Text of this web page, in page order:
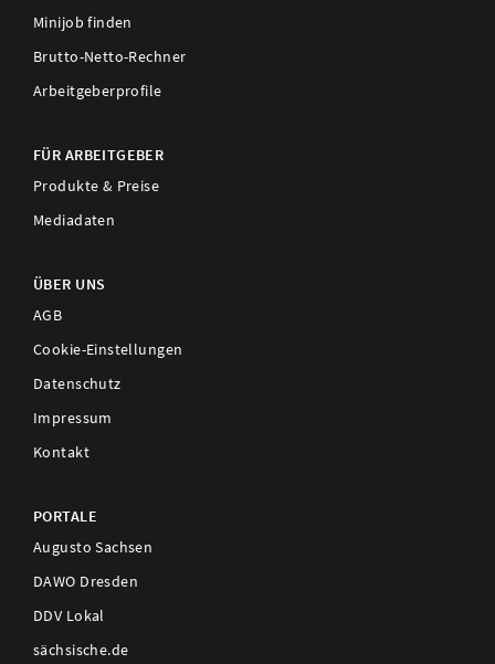
Minijob finden
Brutto-Netto-Rechner
Arbeitgeberprofile
FÜR ARBEITGEBER
Produkte & Preise
Mediadaten
ÜBER UNS
AGB
Cookie-Einstellungen
Datenschutz
Impressum
Kontakt
PORTALE
Augusto Sachsen
DAWO Dresden
DDV Lokal
sächsische.de